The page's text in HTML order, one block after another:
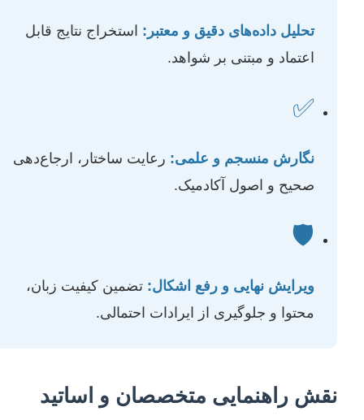
تحلیل داده‌های دقیق و معتبر:استخراج نتایج قابل
اعتماد و مبتنی بر شواهد.
✅
نگارش منسجم و علمی:رعایت ساختار، ارجاع‌دهی
صحیح و اصول آکادمیک.
🛡️
ویرایش نهایی و رفع اشکال:تضمین کیفیت زبان،
محتوا و جلوگیری از ایرادات احتمالی.
نقش راهنمایی متخصصان و اساتید